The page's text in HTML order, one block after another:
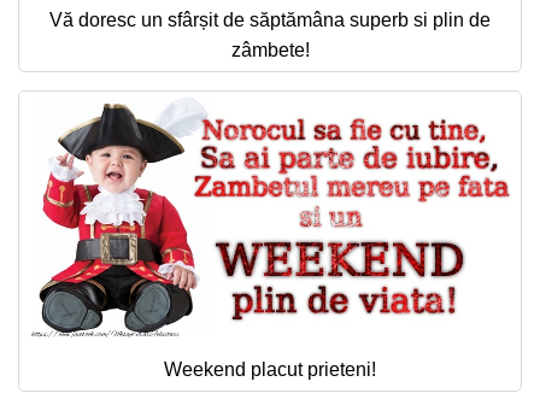
Vă doresc un sfârșit de săptămâna superb si plin de
zâmbete!
Weekend placut prieteni!